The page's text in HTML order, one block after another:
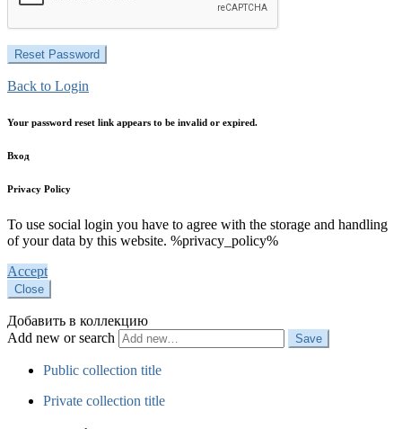
Back to Login
Your password reset link appears to be invalid or expired.
Вход
Privacy Policy
To use social login you have to agree with the storage and handling
of your data by this website. %privacy_policy%
Accept
Close
Добавить в коллекцию
Add new or search
Public collection title
Private collection title